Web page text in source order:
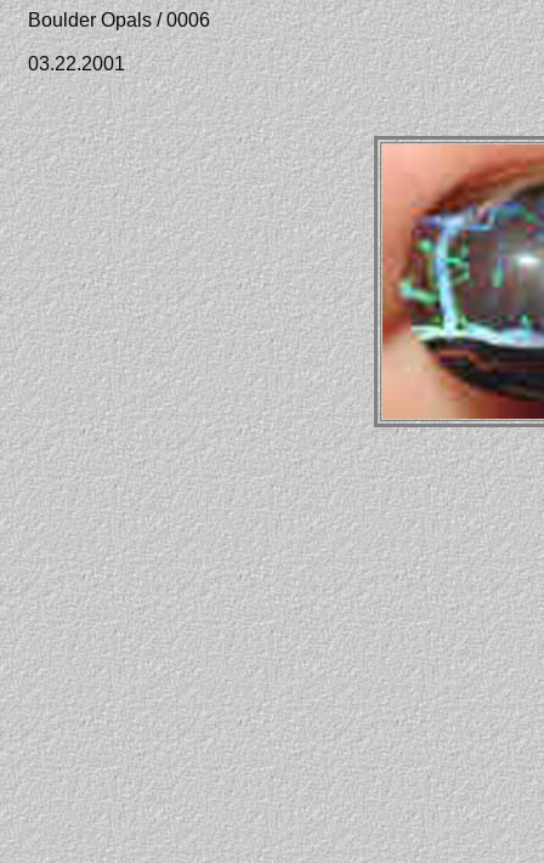
Boulder Opals / 0006
03.22.2001